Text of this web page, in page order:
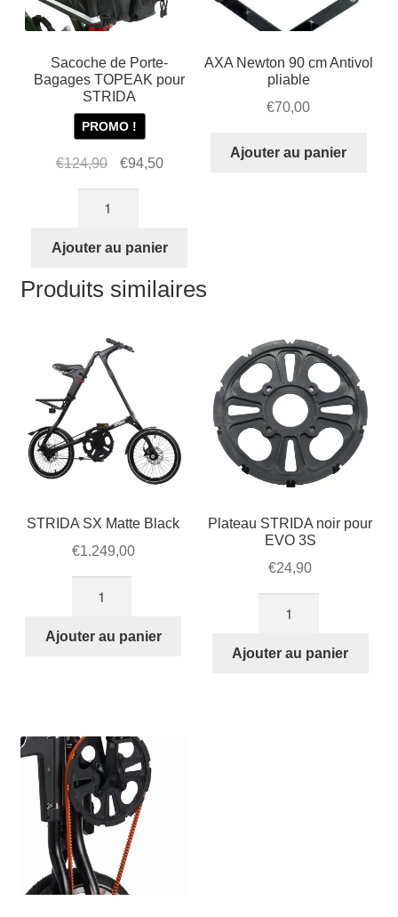
Sacoche de Porte-
Bagages TOPEAK pour
STRIDA
PROMO !
€124,90
Le
€124,90.
€94,50Le
€94,50.
Sacoche
Porte-
pour
STRIDA
Ajouter au panier
AXA Newton 90 cm Antivol
pliable
€70,00
Ajouter au panier
Produits similaires
STRIDA SX Matte Black
€1.249,00
STRIDA
Ajouter au panier
Plateau STRIDA noir pour
EVO 3S
€24,90
Plateau
Ajouter au panier